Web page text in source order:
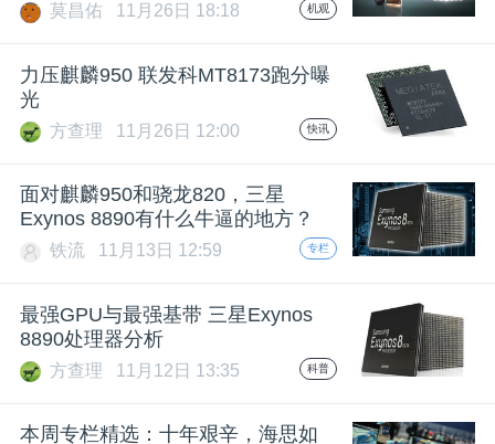
专
题
爱
搞
莫昌佑 11月26日 18:18 机观
力压麒麟950 联发科MT8173跑分曝
光
方查理 11月26日 12:00 快讯
面对麒麟950和骁龙820，三星
Exynos 8890有什么牛逼的地方？
铁流 11月13日 12:59 专栏
最强GPU与最强基带 三星Exynos
8890处理器分析
方查理 11月12日 13:35 科普
本周专栏精选：十年艰辛，海思如